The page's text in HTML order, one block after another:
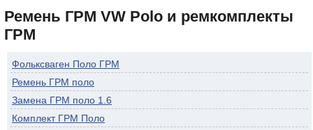
Ремень ГРМ VW Polo и ремкомплекты
ГРМ
Фольксваген Поло ГРМ
Ремень ГРМ поло
Замена ГРМ поло 1.6
Комплект ГРМ Поло